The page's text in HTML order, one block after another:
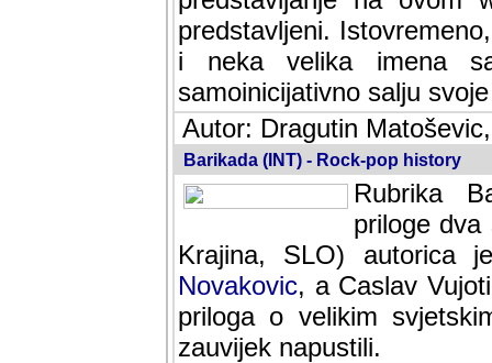
predstavljeni.
i neka velika imena
samoinicijativno salju
Autor: Dragutin
Barikada (INT) - Rock-pop history
Rubrika
dva
SLO) autorica je velikog
Caslav Vujotic
velikim svjetskim
napustili.